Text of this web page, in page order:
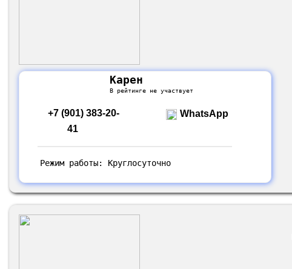
Карен
В рейтинге не участвует
+7 (901) 383-20-
41
WhatsApp
Режим работы: Круглосуточно